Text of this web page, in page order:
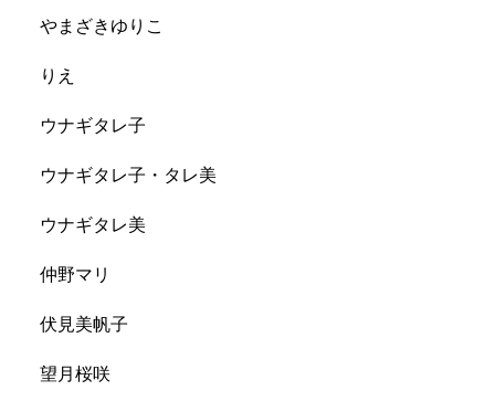
やまざきゆりこ
りえ
ウナギタレ子
ウナギタレ子・タレ美
ウナギタレ美
仲野マリ
伏見美帆子
望月桜咲